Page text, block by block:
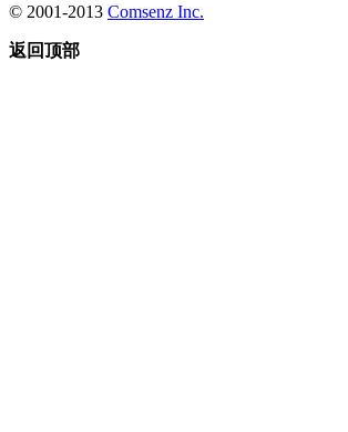
© 2001-2013 Comsenz Inc.
返回顶部